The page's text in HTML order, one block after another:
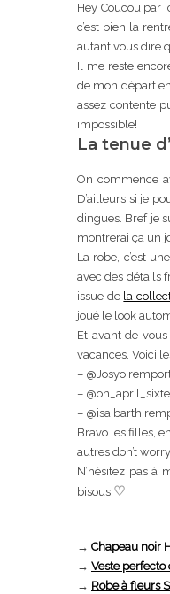
Hey Coucou par
c’est bien la
autant vous dire
Il me reste
de mon départ
assez contente
impossible!
La tenue
On commence
D’ailleurs si je
dingues. Bref je
montrerai ça un
La robe, c’est
avec des détails
issue de la
joué le look
Et avant de
vacances. Voici
– @Josyo
–
– @isa.barth
Bravo les filles,
autres don’t
N’hésitez pas à
bisous ♡
→ Chapeau noir
→ Veste perfecto
→ Robe à fleurs